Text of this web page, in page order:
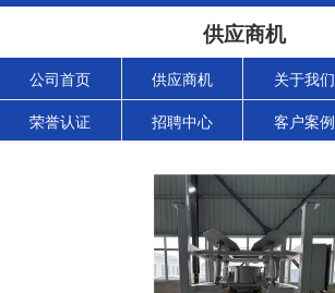
供应商机
公司首页 供应商机 关于我们
荣誉认证 招聘中心 客户案例